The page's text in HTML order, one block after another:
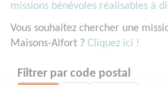
missions bénévoles réalisables à
Vous souhaitez chercher une
Maisons-Alfort ? Cliquez ici !
Filtrer par code postal